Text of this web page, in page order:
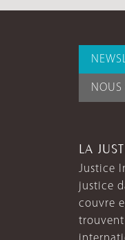
NOUS
LA
Justice
justice
couvre